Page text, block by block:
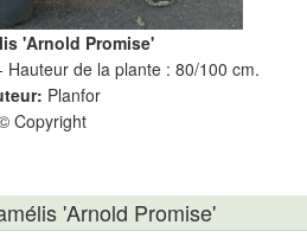
'Arnold Promise'
Hauteur de la plante : 80/100 cm.
Planfor
Copyright
'Arnold Promise'